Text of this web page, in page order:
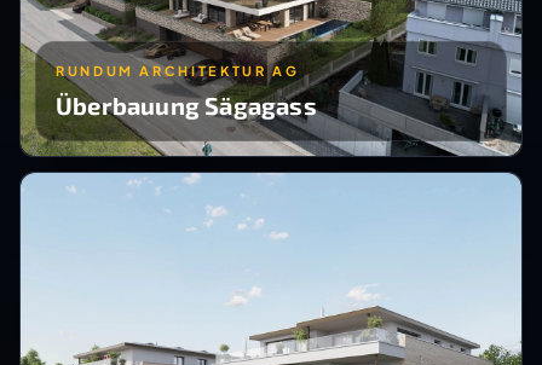
RUNDUM ARCHITEKTUR AG
Überbauung Sägagass